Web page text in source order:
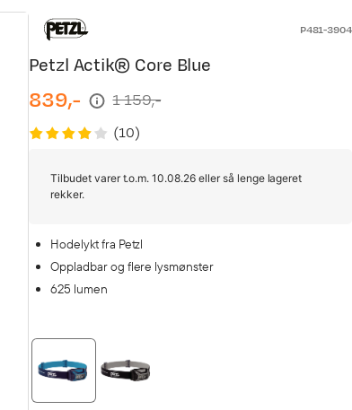
P481-3904
Petzl Actik® Core Blue
discounted
price
839,-
original
price
1 159,-
(10)
Tilbudet varer t.o.m. 10.08.26 eller så lenge lageret
rekker.
Hodelykt fra Petzl
Oppladbar og flere lysmønster
625 lumen